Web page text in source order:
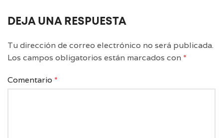
DEJA UNA RESPUESTA
Tu dirección de correo electrónico no será publicada.
Los campos obligatorios están marcados con *
Comentario *